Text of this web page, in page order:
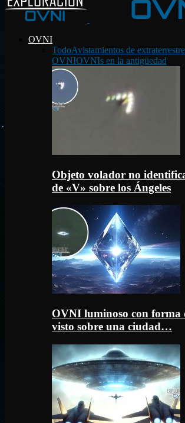
OVNI
TodoAvistamientos de
OVNIOVNIs en la antigüedad
Objeto volador no
de «V» sobre los Ángeles
OVNI luminoso con forma
visto sobre una ciudad…